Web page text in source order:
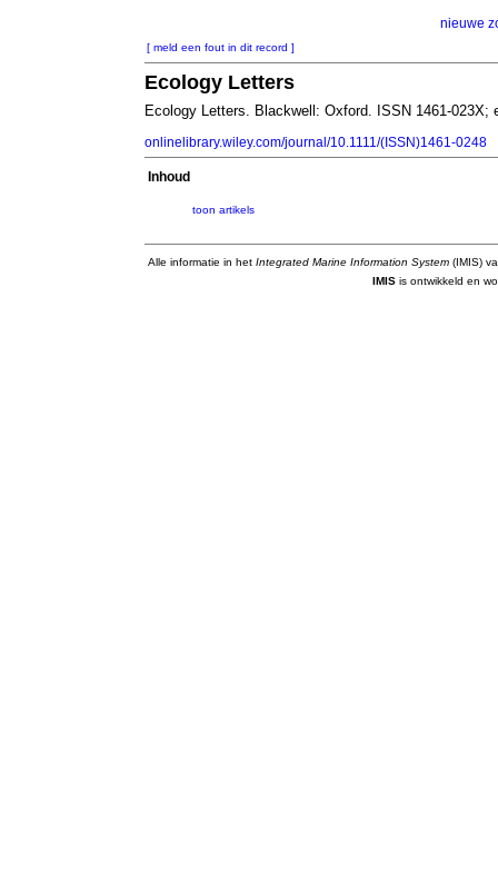
nieuwe
[ meld een fout in dit record ]
Ecology Letters
Ecology Letters. Blackwell: Oxford. ISSN 1461-023X;
onlinelibrary.wiley.com/journal/10.1111/(ISSN)1461-0248
Inhoud
toon artikels
Alle informatie in het Integrated Marine Information System (IMIS)
IMIS is ontwikkeld en